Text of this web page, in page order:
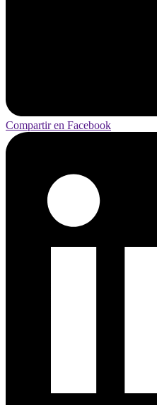
Compartir en Facebook